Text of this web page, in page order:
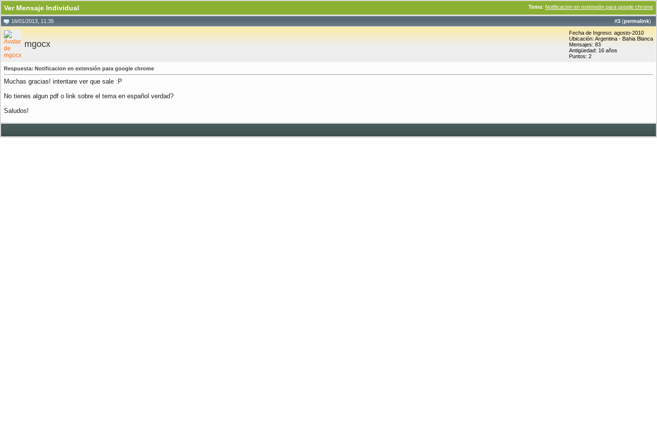
Tema: Notificacion en extensión para google chrome
Ver Mensaje Individual
#3 (permalink)
16/01/2013, 11:35
mgocx
Fecha de Ingreso: agosto-2010
Ubicación: Argentina - Bahia Blanca
Mensajes: 83
Antigüedad: 16 años
Puntos: 2
Respuesta: Notificacion en extensión para google chrome
Muchas gracias! intentare ver que sale :P
No tienes algun pdf o link sobre el tema en español verdad?
Saludos!